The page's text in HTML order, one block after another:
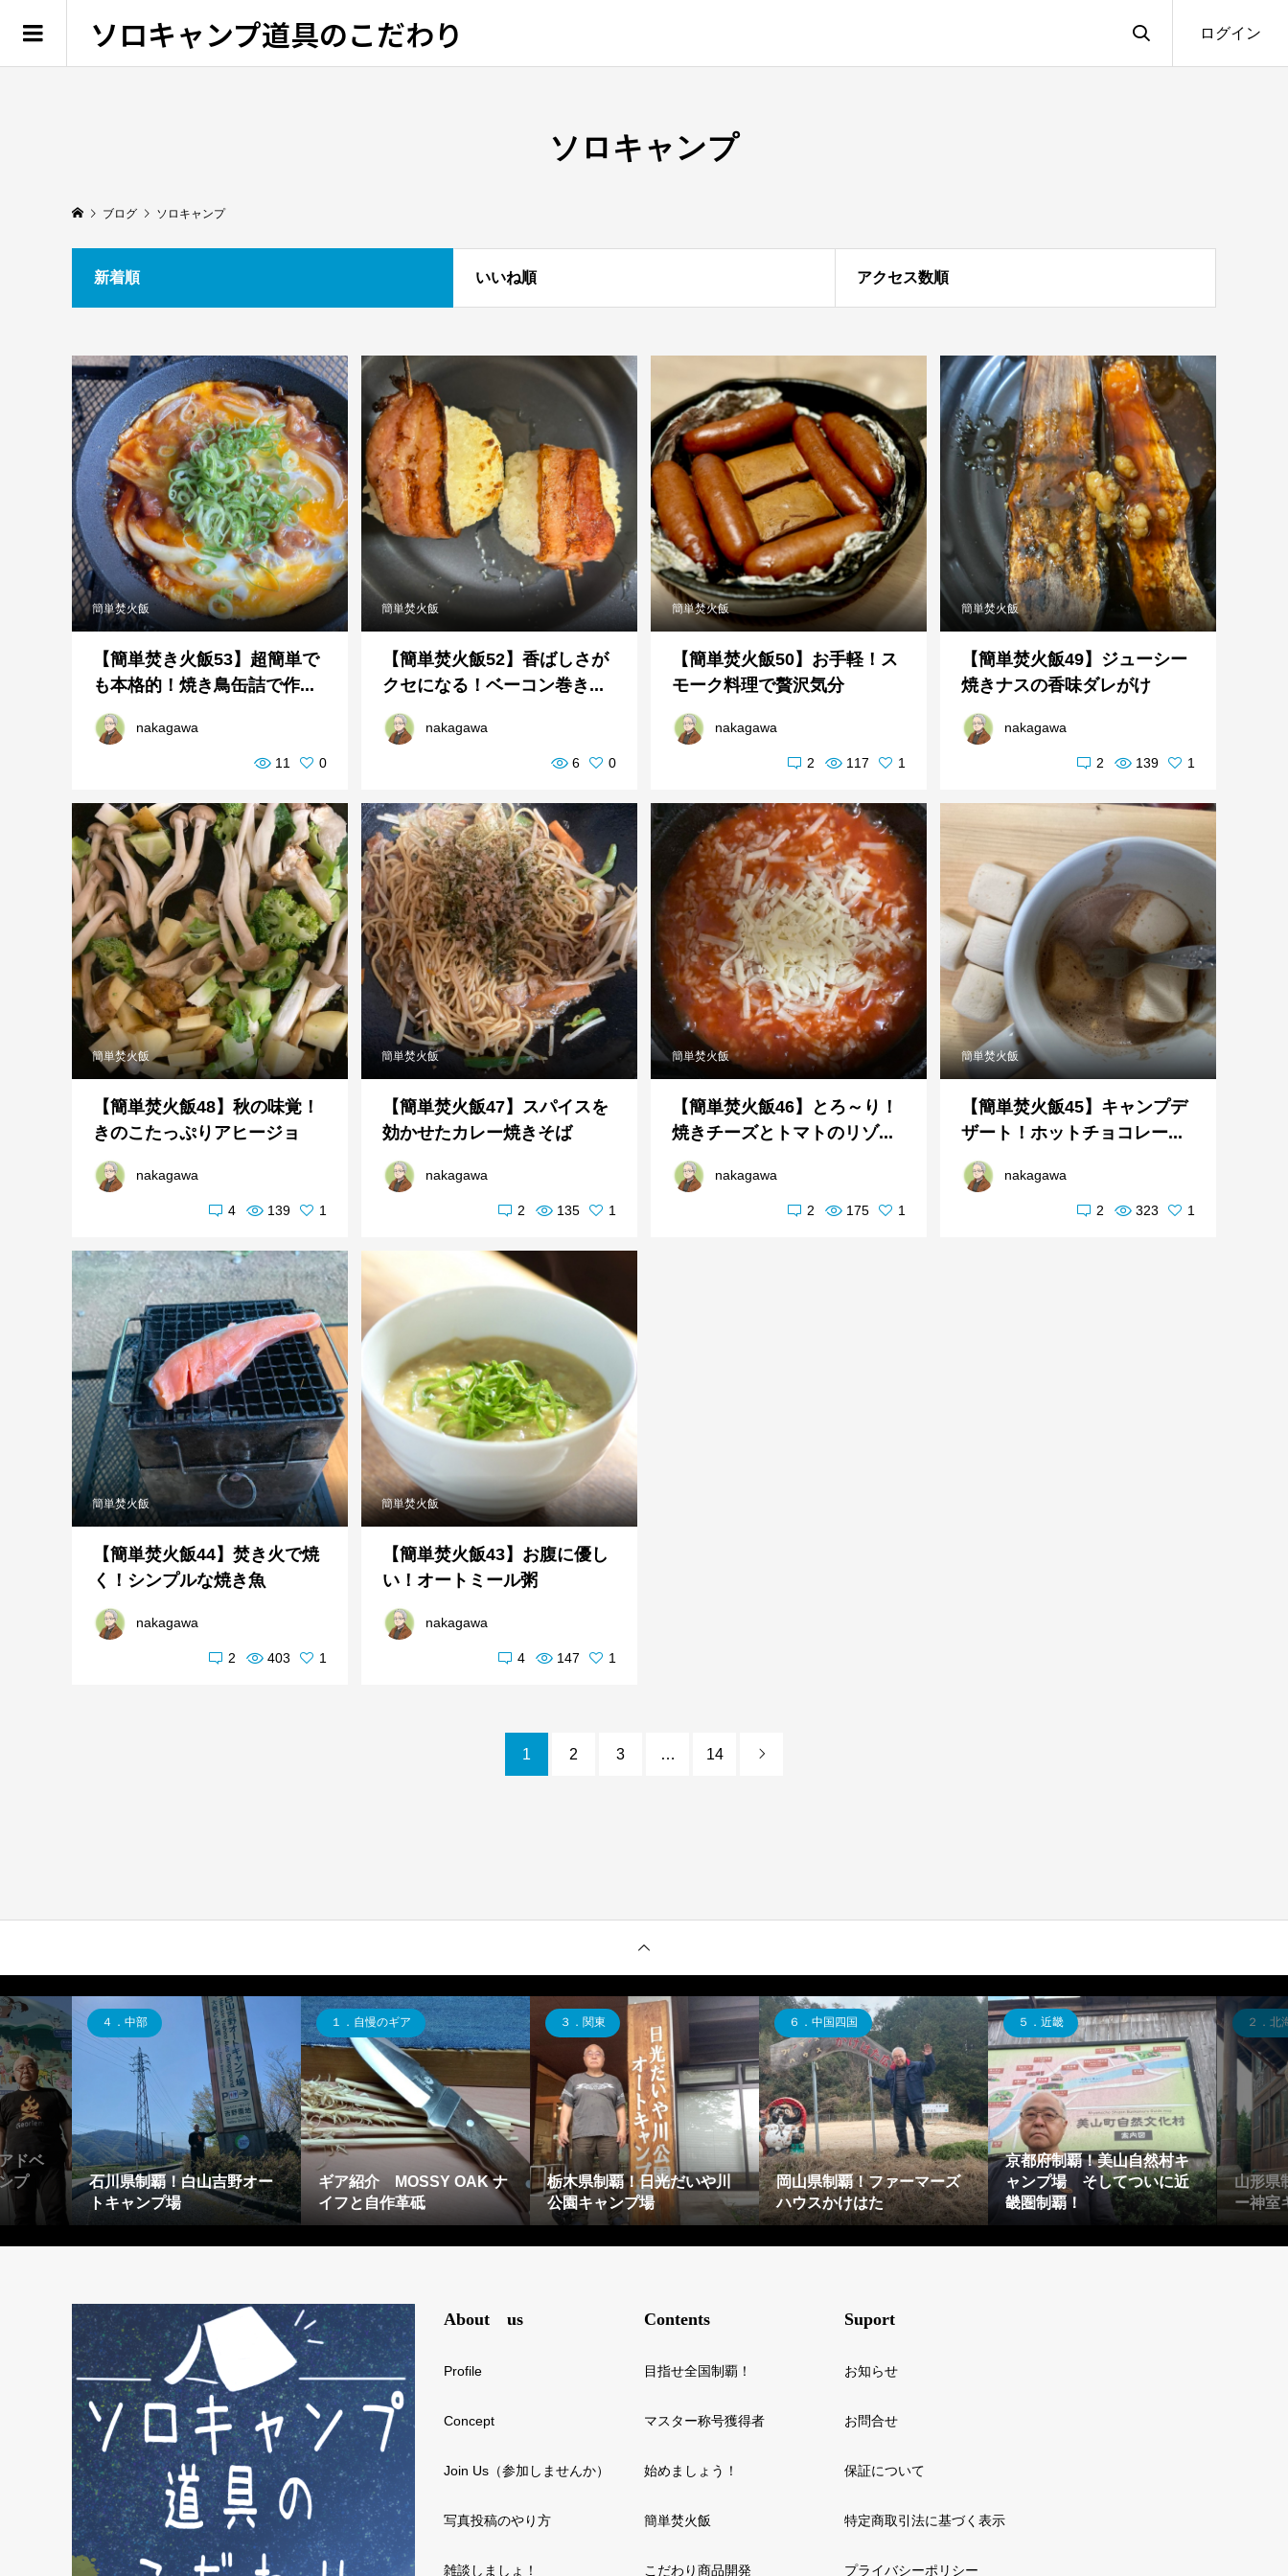
ソロキャンプ道具のこだわり ログイン
ソロキャンプ
ブログ ソロキャンプ
新着順 いいね順 アクセス数順
簡単焚火飯
【簡単焚き火飯53】超簡単で
も本格的！焼き鳥缶詰で作...
nakagawa
11 0
簡単焚火飯
【簡単焚火飯52】香ばしさが
クセになる！ベーコン巻き...
nakagawa
6 0
簡単焚火飯
【簡単焚火飯50】お手軽！ス
モーク料理で贅沢気分
nakagawa
2 117 1
簡単焚火飯
【簡単焚火飯49】ジューシー
焼きナスの香味ダレがけ
nakagawa
2 139 1
簡単焚火飯
【簡単焚火飯48】秋の味覚！
きのこたっぷりアヒージョ
nakagawa
4 139 1
簡単焚火飯
【簡単焚火飯47】スパイスを
効かせたカレー焼きそば
nakagawa
2 135 1
簡単焚火飯
【簡単焚火飯46】とろ～り！
焼きチーズとトマトのリゾ...
nakagawa
2 175 1
簡単焚火飯
【簡単焚火飯45】キャンプデ
ザート！ホットチョコレー...
nakagawa
2 323 1
簡単焚火飯
【簡単焚火飯44】焚き火で焼
く！シンプルな焼き魚
nakagawa
2 403 1
簡単焚火飯
【簡単焚火飯43】お腹に優し
い！オートミール粥
nakagawa
4 147 1
1 2 3 … 14 
ドベ
プ
４．中部
石川県制覇！白山吉野オー
トキャンプ場
１．自慢のギア
ギア紹介 MOSSY OAK ナ
イフと自作革砥
３．関東
栃木県制覇！日光だいや川
公園キャンプ場
６．中国四国
岡山県制覇！ファーマーズ
ハウスかけはた
５．近畿
京都府制覇！美山自然村キ
ャンプ場 そしてついに近
畿圏制覇！
２．北
山形県
ー神室
About us
Profile
Concept
Join Us（参加しませんか）
写真投稿のやり方
雑談しましょ！
Contents
目指せ全国制覇！
マスター称号獲得者
始めましょう！
簡単焚火飯
こだわり商品開発
Suport
お知らせ
お問合せ
保証について
特定商取引法に基づく表示
プライバシーポリシー